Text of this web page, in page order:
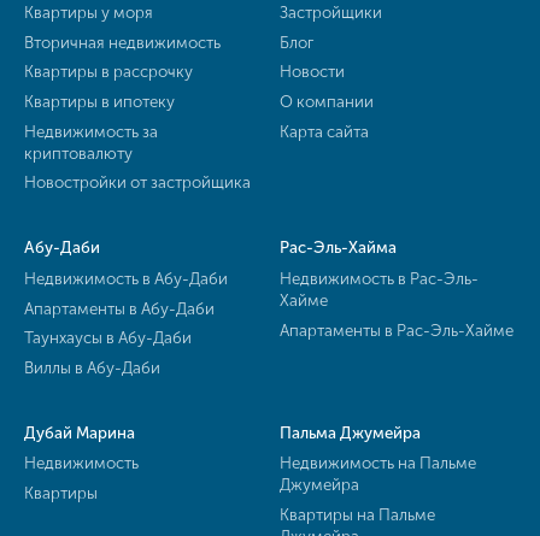
Квартиры у моря
Вторичная недвижимость
Квартиры в рассрочку
Квартиры в ипотеку
Недвижимость за
криптовалюту
Новостройки от застройщика
Застройщики
Блог
Новости
О компании
Карта сайта
Абу-Даби
Недвижимость в Абу-Даби
Апартаменты в Абу-Даби
Таунхаусы в Абу-Даби
Виллы в Абу-Даби
Рас-Эль-Хайма
Недвижимость в Рас-Эль-
Хайме
Апартаменты в Рас-Эль-Хайме
Дубай Марина
Недвижимость
Квартиры
Пальма Джумейра
Недвижимость на Пальме
Джумейра
Квартиры на Пальме